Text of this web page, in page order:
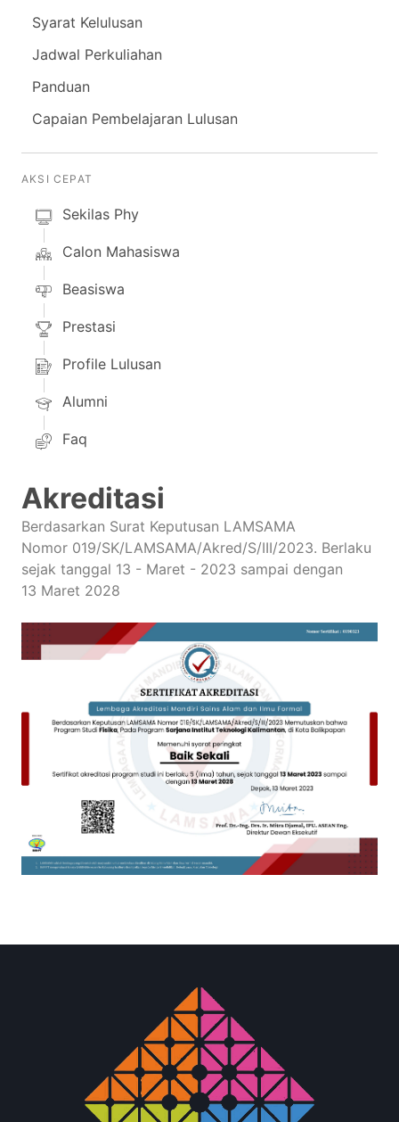
Syarat Kelulusan
Jadwal Perkuliahan
Panduan
Capaian Pembelajaran Lulusan
AKSI CEPAT
Sekilas Phy
Calon Mahasiswa
Beasiswa
Prestasi
Profile Lulusan
Alumni
Faq
Akreditasi
Berdasarkan Surat Keputusan LAMSAMA
Nomor 019/SK/LAMSAMA/Akred/S/III/2023. Berlaku
sejak tanggal 13 - Maret - 2023 sampai dengan
13 Maret 2028